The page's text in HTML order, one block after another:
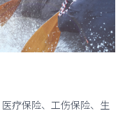
疗保险、工伤保险、生